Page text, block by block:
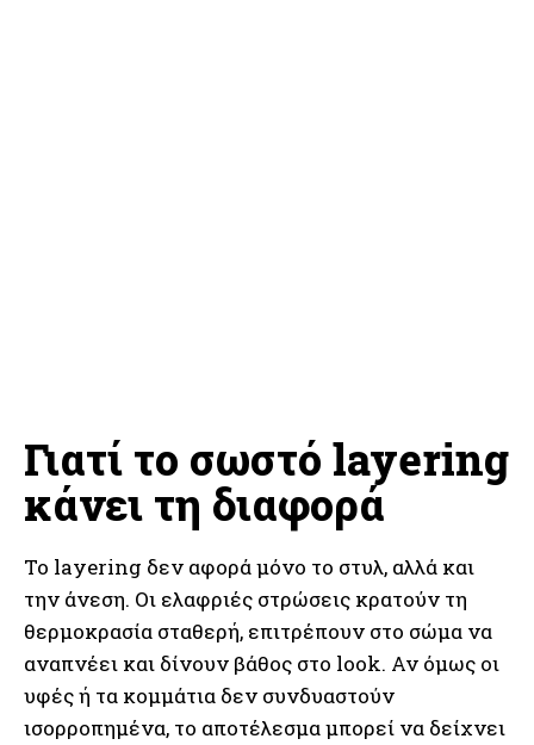
Γιατί το σωστό layering
κάνει τη διαφορά
Το layering δεν αφορά μόνο το στυλ, αλλά και
την άνεση. Οι ελαφριές στρώσεις κρατούν τη
θερμοκρασία σταθερή, επιτρέπουν στο σώμα να
αναπνέει και δίνουν βάθος στο look. Αν όμως οι
υφές ή τα κομμάτια δεν συνδυαστούν
ισορροπημένα, το αποτέλεσμα μπορεί να δείχνει